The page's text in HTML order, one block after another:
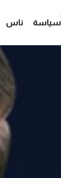
سياسة ناس